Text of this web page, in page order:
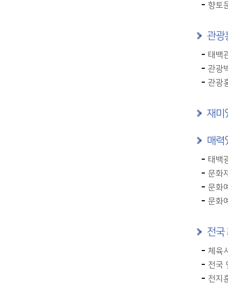
향토
관광
태백
관광
관광
재미
매력
태백
문화
문화
문화
전국
체육
전국
전지